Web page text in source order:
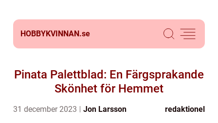
HOBBYKVINNAN.se
Pinata Palettblad: En Färgsprakande
Skönhet för Hemmet
31 december 2023 Jon Larsson redaktionel